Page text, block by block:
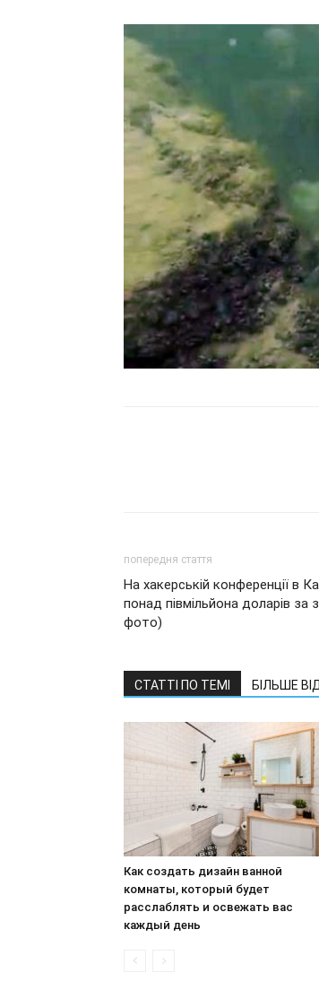
попередня стаття
На хакерській конференції в
понад півмільйона доларів за
фото)
СТАТТІ ПО ТЕМІ БІЛЬШЕ
Как создать дизайн ванной
комнаты, который будет
расслаблять и освежать вас
каждый день